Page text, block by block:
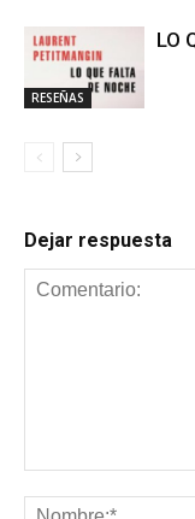
RESEÑAS
LO
Dejar respuesta